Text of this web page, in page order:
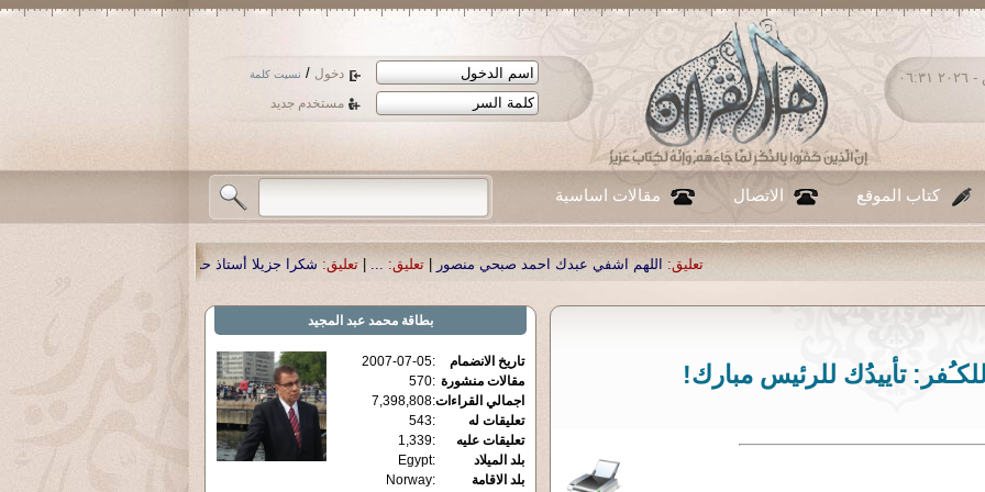
دخول / نسيت كلمة
مستخدم جديد
السبت ٠٨ - أغسطس - ٢٠٢٦ ٠٦:٣١
كتاب الموقع الاتصال مقالات اساسية
اللهم اشفي عبدك احمد صبحي منصور|تعليق: ... تعليق: شكرا جزيلا أستاذ حمد الحمد .أكرمكم الله .|تعليق: نسأل الله تعالى أن يمن
تأييدُك للرئيس مبارك!
بطاقة محمد عبد المجيد
تاريخ الانضمام :
2007-07-05
مقالات منشورة :
570
اجمالي القراءات:
7,398,808
تعليقات له
:
543
تعليقات عليه
:
1,339
بلد الميلاد
:
Egypt
بلد الاقامة
:
Norway